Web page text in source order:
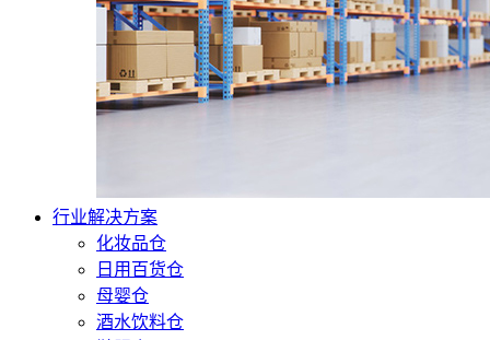
行业解决方案
化妆品仓
日用百货仓
母婴仓
酒水饮料仓